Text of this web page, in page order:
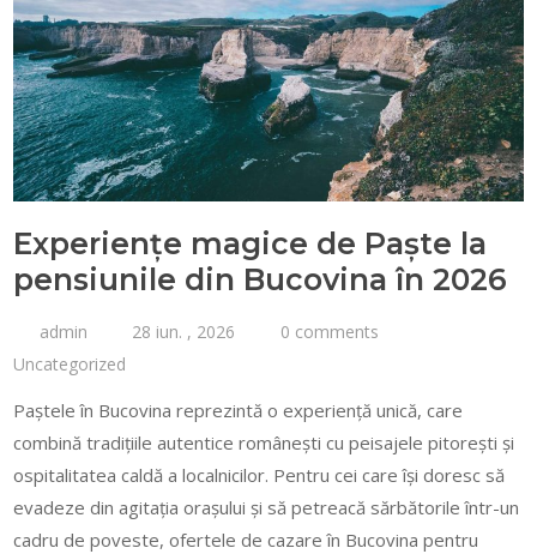
Experiențe magice de Paște la
pensiunile din Bucovina în 2026
admin 28 iun. , 2026
0 comments
Uncategorized
Paștele în Bucovina reprezintă o experiență unică, care
combină tradițiile autentice românești cu peisajele pitorești și
ospitalitatea caldă a localnicilor. Pentru cei care își doresc să
evadeze din agitația orașului și să petreacă sărbătorile într-un
cadru de poveste, ofertele de cazare în Bucovina pentru